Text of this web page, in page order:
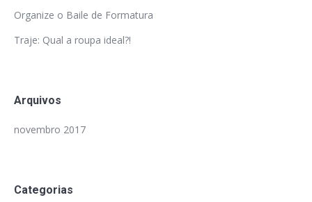
Organize o Baile de Formatura
Traje: Qual a roupa ideal?!
Arquivos
novembro 2017
Categorias